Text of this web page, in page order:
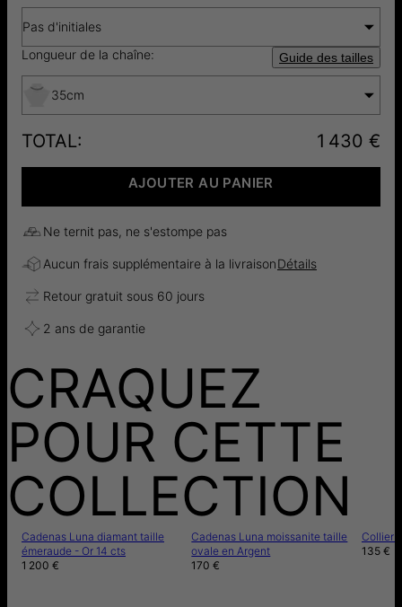
Pas d'initiales
Longueur de la chaîne:
Guide des tailles
35cm
TOTAL: 1 430 €
AJOUTER AU PANIER
Ne ternit pas, ne s'estompe pas
Aucun frais supplémentaire à la livraisonDétails
Retour gratuit sous 60 jours
2 ans de garantie
CRAQUEZ
POUR CETTE
COLLECTION
Cadenas Luna diamant taille
émeraude - Or 14 cts
1 200 €
Cadenas Luna moissanite taille
ovale en Argent
170 €
Collier
135 €